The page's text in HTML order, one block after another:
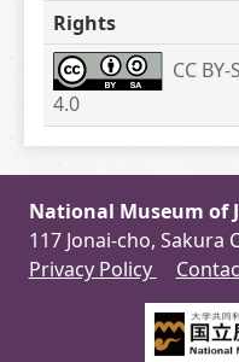
Rights
CC
4.0
National Museum of
117 Jonai-cho, Sakura
Privacy Policy